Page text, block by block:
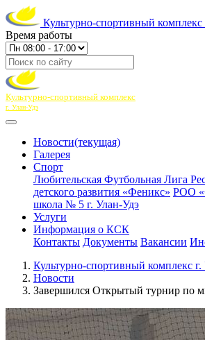
Культурно-спортивный комплекс
Время работы
Культурно-спортивный комплекс
г. Улан-Удэ
Новости(текущая)
Галерея
Спорт
Любительская Футбольная Лига
детского развития «Феникс» РОО
школа № 5 г. Улан-Удэ
Услуги
Информация о КСК
Контакты Документы Вакансии
Культурно-спортивный комплекс г.
Новости
Завершился Открытый турнир по